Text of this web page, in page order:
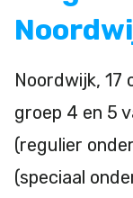
Noordwijk, 17
groep 4 en 5
(regulier
(speciaal